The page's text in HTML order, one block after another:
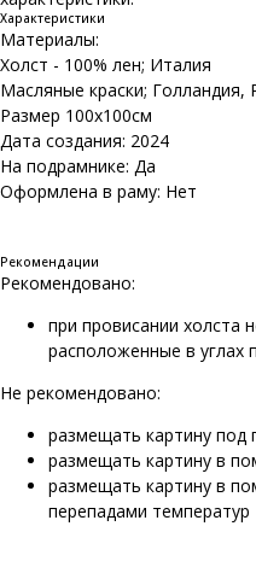
Характеристики
Материалы:
Холст - 100% лен; Италия
Масляные краски; Голландия,
Размер 100х100см
Дата создания: 2024
На подрамнике: Да
Оформлена в раму: Нет
Рекомендации
Рекомендовано:
при провисании холста
расположенные в углах
Не рекомендовано:
размещать картину
размещать картину в
размещать картину в
перепадами температур